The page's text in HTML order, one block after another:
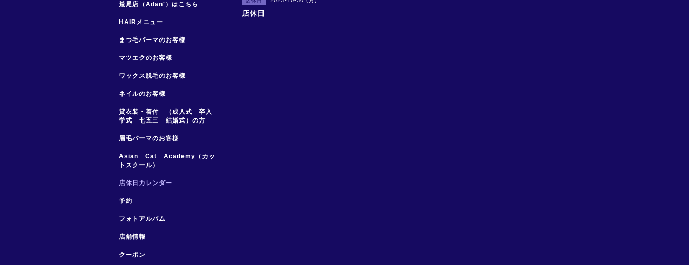
店休日
荒尾店（Adan′）はこちら
HAIRメニュー
まつ毛パーマのお客様
マツエクのお客様
ワックス脱毛のお客様
ネイルのお客様
貸衣装・着付 （成人式 卒入
学式 七五三 結婚式）の方
眉毛パーマのお客様
Asian Cat Academy（カッ
トスクール）
店休日カレンダー
予約
フォトアルバム
店舗情報
クーポン